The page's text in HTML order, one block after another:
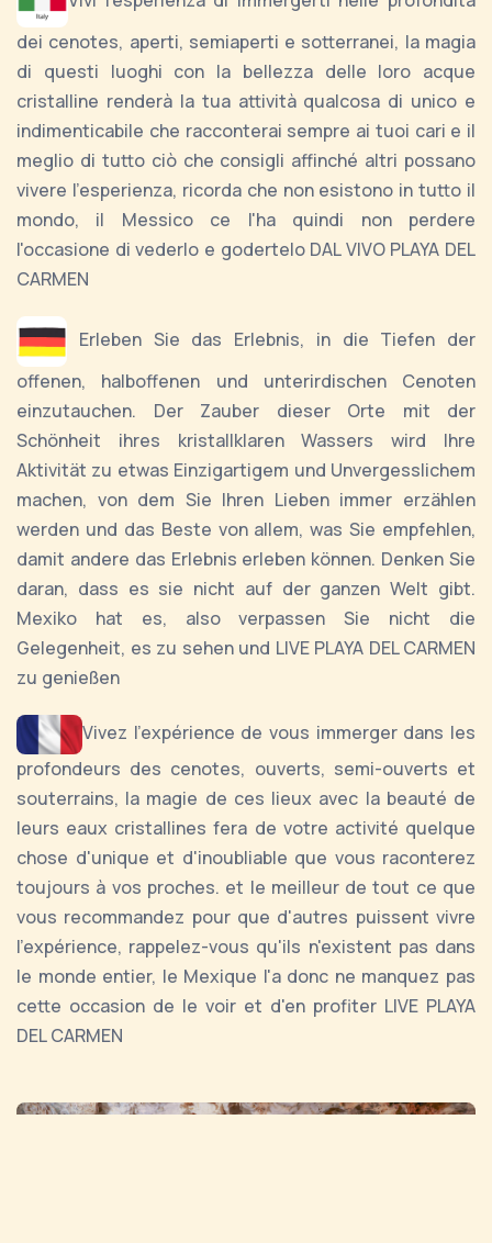
dei cenotes, aperti, semiaperti e sotterranei, la magia
di questi luoghi con la bellezza delle loro acque
cristalline renderà la tua attività qualcosa di unico e
indimenticabile che racconterai sempre ai tuoi cari e il
meglio di tutto ciò che consigli affinché altri possano
vivere l'esperienza, ricorda che non esistono in tutto il
mondo, il Messico ce l'ha quindi non perdere
l'occasione di vederlo e godertelo DAL VIVO PLAYA DEL
CARMEN
Erleben Sie das Erlebnis, in die Tiefen der
offenen, halboffenen und unterirdischen Cenoten
einzutauchen. Der Zauber dieser Orte mit der
Schönheit ihres kristallklaren Wassers wird Ihre
Aktivität zu etwas Einzigartigem und Unvergesslichem
machen, von dem Sie Ihren Lieben immer erzählen
werden und das Beste von allem, was Sie empfehlen,
damit andere das Erlebnis erleben können. Denken Sie
daran, dass es sie nicht auf der ganzen Welt gibt.
Mexiko hat es, also verpassen Sie nicht die
Gelegenheit, es zu sehen und LIVE PLAYA DEL CARMEN
zu genießen
Vivez l'expérience de vous immerger dans les
profondeurs des cenotes, ouverts, semi-ouverts et
souterrains, la magie de ces lieux avec la beauté de
leurs eaux cristallines fera de votre activité quelque
chose d'unique et d'inoubliable que vous raconterez
toujours à vos proches. et le meilleur de tout ce que
vous recommandez pour que d'autres puissent vivre
l'expérience, rappelez-vous qu'ils n'existent pas dans
le monde entier, le Mexique l'a donc ne manquez pas
cette occasion de le voir et d'en profiter LIVE PLAYA
DEL CARMEN